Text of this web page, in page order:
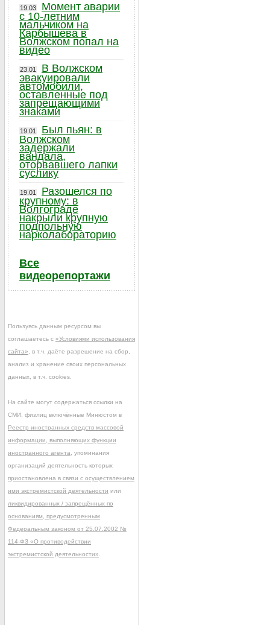
19.03
Момент аварии
с 10-летним
мальчиком на
Карбышева в
Волжском попал на
видео
23.01
В Волжском
эвакуировали
автомобили,
оставленные под
запрещающими
знаками
19.01
Был пьян: в
Волжском
задержали
вандала,
оторвавшего лапки
суслику
19.01
Разошелся по
крупному: в
Волгограде
накрыли крупную
подпольную
нарколабораторию
Все
видеорепортажи
Пользуясь данным ресурсом вы
соглашаетесь с «Условиями использования
сайта» , в т.ч. даёте разрешение на сбор,
анализ и хранение своих персональных
данных, в т.ч. cookies.
На сайте могут содержаться ссылки на
СМИ, физлиц включённые Минюстом в
Реестр иностранных средств массовой
информации, выполняющих функции
иностранного агента , упоминания
организаций деятельность которых
приостановлена в связи с осуществлением
ими экстремистской деятельности или
ликвидированных / запрещённых по
основаниям, предусмотренным
Федеральным законом от 25.07.2002 №
114-ФЗ «О противодействии
экстремистской деятельности»